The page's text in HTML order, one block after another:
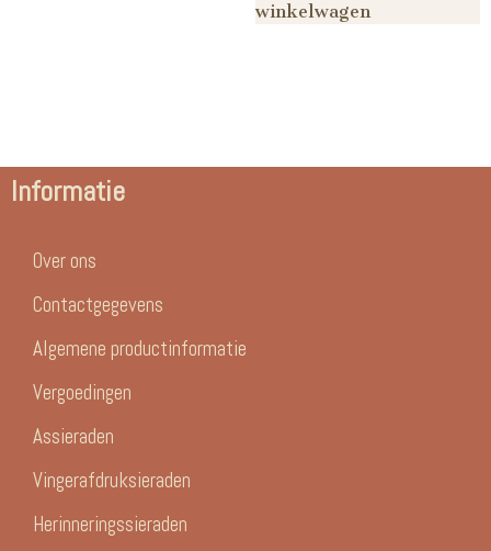
winkelwagen
Informatie
Over ons
Contactgegevens
Algemene productinformatie
Vergoedingen
Assieraden
Vingerafdruksieraden
Herinneringssieraden